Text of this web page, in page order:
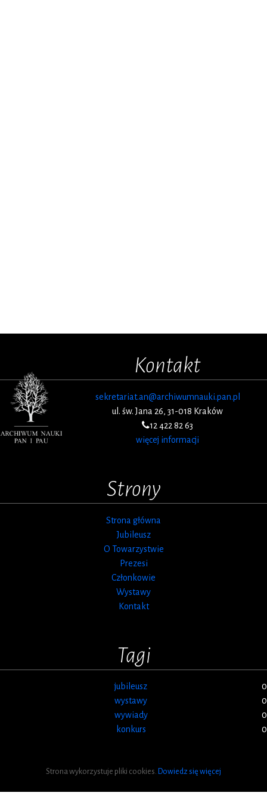
Kontakt
sekretariat.an@archiwumnauki.pan.pl
ul. św. Jana 26, 31-018 Kraków
12 422 82 63
więcej informacji
Strony
Strona główna
Jubileusz
O Towarzystwie
Prezesi
Członkowie
Wystawy
Kontakt
Tagi
jubileusz
0
wystawy
0
wywiady
0
konkurs
0
Strona wykorzystuje pliki cookies. Dowiedz się więcej